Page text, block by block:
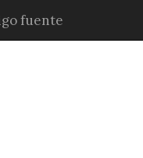
fuente